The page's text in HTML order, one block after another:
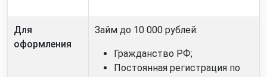
Для
оформления
Займ до 10 000 рублей:
Гражданство РФ;
Постоянная регистрация по